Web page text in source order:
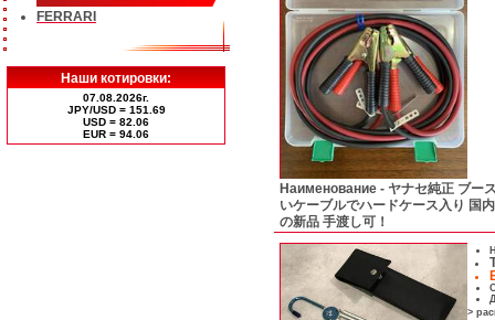
FERRARI
Наши котировки:
07.08.2026г.
JPY/USD = 151.69
USD = 82.06
ЕUR = 94.06
Наименование - ヤナセ純正 ブー
いケーブルでハードケース入り 国
の新品 手渡し可！
>